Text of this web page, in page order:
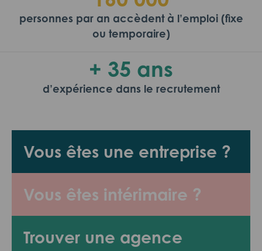
Vous êtes une entreprise ?
Vous êtes intérimaire ?
Trouver une agence
personnes par an accèdent à l’emploi (fixe
ou temporaire)
+ 35 ans
d’expérience dans le recrutement